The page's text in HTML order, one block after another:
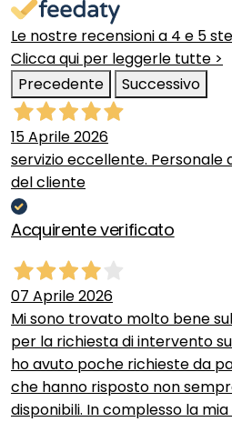
Le nostre recensioni a 4 e 5
Clicca qui per leggerle tutte >
Precedente
Successivo
15 Aprile 2026
servizio eccellente. Personale
del cliente
Acquirente verificato
07 Aprile 2026
Mi sono trovato molto bene
per la richiesta di intervento
ho avuto poche richieste da
che hanno risposto non
disponibili. In complesso la